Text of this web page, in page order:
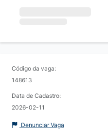
Código da vaga:
148613
Data de Cadastro:
2026-02-11
Denunciar Vaga